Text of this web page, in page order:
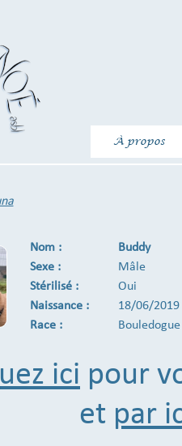
À propos
Nom :
Buddy
Sexe :
Mâle
Stérilisé :
Oui
Naissance :
18/06/2019
Race :
ici pour
et par